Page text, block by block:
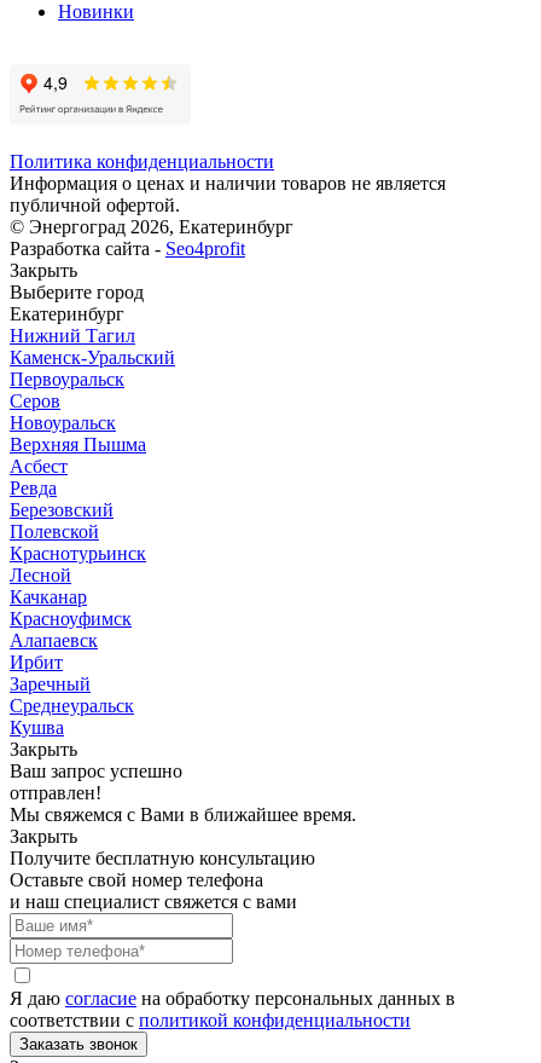
Новинки
Политика конфиденциальности
Информация о ценах и наличии товаров не является
публичной офертой.
© Энергоград 2026, Екатеринбург
Разработка сайта - Seo4profit
Закрыть
Выберите город
Екатеринбург
Нижний Тагил
Каменск-Уральский
Первоуральск
Серов
Новоуральск
Верхняя Пышма
Асбест
Ревда
Березовский
Полевской
Краснотурьинск
Лесной
Качканар
Красноуфимск
Алапаевск
Ирбит
Заречный
Среднеуральск
Кушва
Закрыть
Ваш запрос успешно
отправлен!
Мы свяжемся с Вами в ближайшее время.
Закрыть
Получите бесплатную консультацию
Оставьте свой номер телефона
и наш специалист свяжется с вами
Я даю согласие на обработку персональных данных в
соответствии с политикой конфиденциальности